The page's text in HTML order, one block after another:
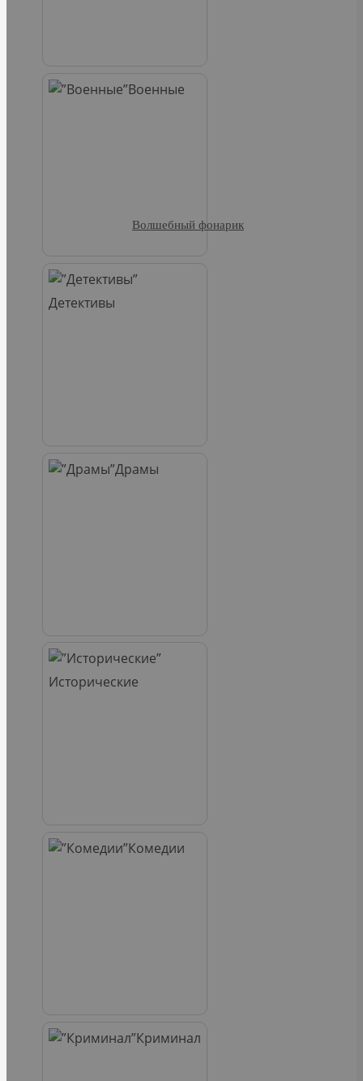
Военные
Детективы
Драмы
Исторические
Комедии
Криминал
Волшебный фонарик